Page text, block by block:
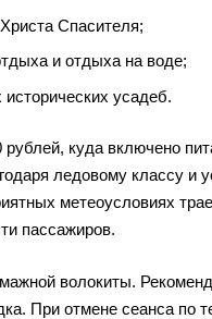
Спасителя;
и отдыха на воде;
усадеб.
куда включено
ледовому классу и
метеоусловиях
пассажиров.
волокиты.
При отмене сеанса по